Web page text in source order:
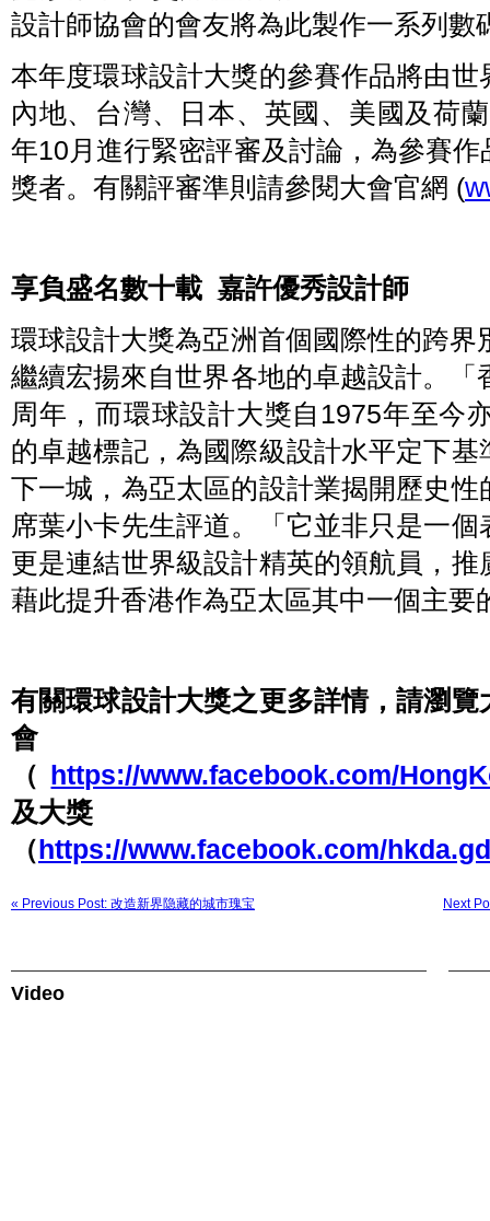
設計師協會的會友將為此製作一系列數
本年度環球設計大獎的參賽作品將由
內地、台灣、日本、英國、美國及荷
年10月進行緊密評審及討論，為參賽
獎者。有關評審準則請參閱大會官網 (
享負盛名數十載 嘉許優秀設計師
環球設計大獎為亞洲首個國際性的跨
繼續宏揚來自世界各地的卓越設計。
周年，而環球設計大獎自1975年至今
的卓越標記，為國際級設計水平定下
下一城，為亞太區的設計業揭開歷史
席葉小卡先生評道。「它並非只是一
更是連結世界級設計精英的領航員，
藉此提升香港作為亞太區其中一個主要
有關環球設計大獎之更多詳情，請瀏
會
（ https://www.facebook.com/
及大獎
（https://www.facebook.com/
« Previous Post: 改造新界隐藏的城市瑰宝 Next
Video